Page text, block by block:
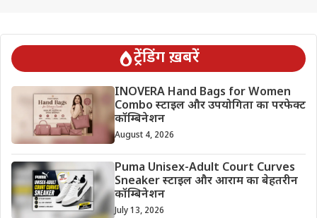
ट्रेंडिंग ख़बरें
INOVERA Hand Bags for Women
Combo स्टाइल और उपयोगिता का परफेक्ट
कॉम्बिनेशन
August 4, 2026
Puma Unisex-Adult Court Curves
Sneaker स्टाइल और आराम का बेहतरीन
कॉम्बिनेशन
July 13, 2026